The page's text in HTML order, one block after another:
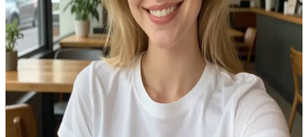
एम्मा